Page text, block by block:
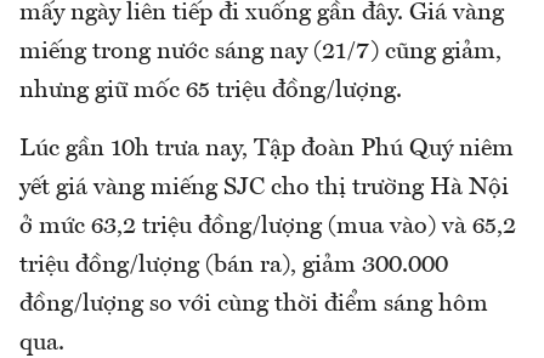
mấy ngày liên tiếp đi xuống gần đây. Giá vàng
miếng trong nước sáng nay (21/7) cũng giảm,
nhưng giữ mốc 65 triệu đồng/lượng.
Lúc gần 10h trưa nay, Tập đoàn Phú Quý niêm
yết giá vàng miếng SJC cho thị trường Hà Nội
ở mức 63,2 triệu đồng/lượng (mua vào) và 65,2
triệu đồng/lượng (bán ra), giảm 300.000
đồng/lượng so với cùng thời điểm sáng hôm
qua.